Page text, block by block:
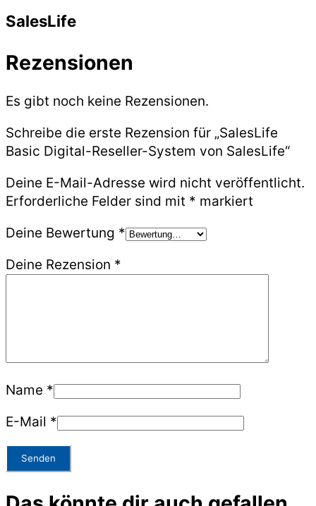
SalesLife
Rezensionen
Es gibt noch keine Rezensionen.
Schreibe die erste Rezension für „SalesLife
Basic Digital-Reseller-System von SalesLife“
Deine E-Mail-Adresse wird nicht veröffentlicht.
Erforderliche Felder sind mit * markiert
Deine Bewertung *
Deine Rezension *
Name *
E-Mail *